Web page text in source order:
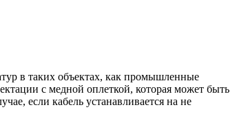
в таких объектах, как промышленные
с медной оплеткой, которая может быть
если кабель устанавливается на не